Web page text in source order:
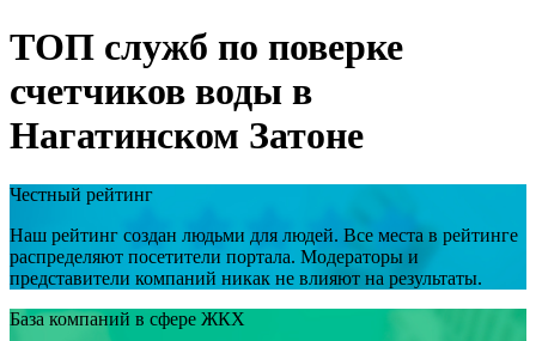
ТОП служб по поверке
счетчиков воды в
Нагатинском Затоне
Честный рейтинг
Наш рейтинг создан людьми для людей. Все места в рейтинге
распределяют посетители портала. Модераторы и
представители компаний никак не влияют на результаты.
База компаний в сфере ЖКХ